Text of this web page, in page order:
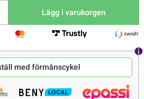
Lägg i varukorgen
med förmånscykel